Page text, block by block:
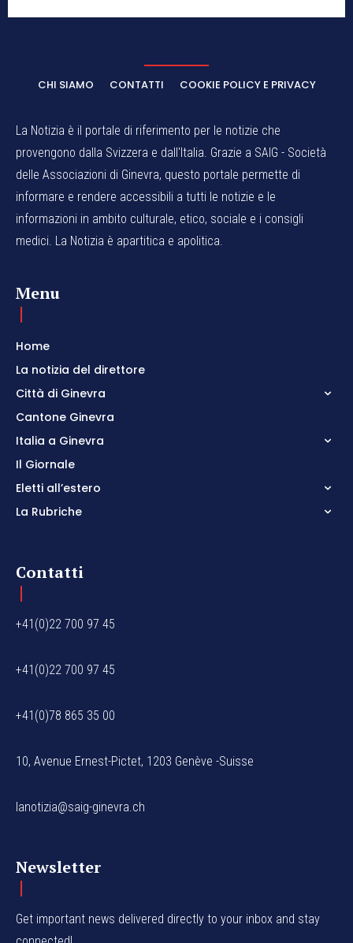
CHI SIAMO CONTATTI COOKIE POLICY E PRIVACY
La Notizia è il portale di riferimento per le notizie che
provengono dalla Svizzera e dall'Italia. Grazie a SAIG - Società
delle Associazioni di Ginevra, questo portale permette di
informare e rendere accessibili a tutti le notizie e le
informazioni in ambito culturale, etico, sociale e i consigli
medici. La Notizia è apartitica e apolitica.
Menu
Home
La notizia del direttore
Città di Ginevra
Cantone Ginevra
Italia a Ginevra
Il Giornale
Eletti all’estero
La Rubriche
Contatti
+41(0)22 700 97 45
+41(0)22 700 97 45
+41(0)78 865 35 00
10, Avenue Ernest-Pictet, 1203 Genève -Suisse
lanotizia@saig-ginevra.ch
Newsletter
Get important news delivered directly to your inbox and stay